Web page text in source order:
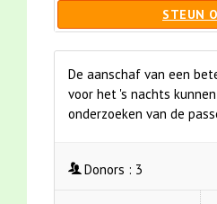
STEUN
De aanschaf van een
voor het 's nachts
onderzoeken van de
Donors : 3